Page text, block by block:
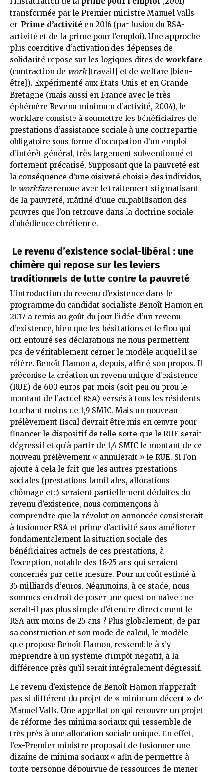
transformée par le Premier ministre Manuel Valls
en Prime d’activité en 2016 (par fusion du RSA-
activité et de la prime pour l’emploi). Une approche
plus coercitive d’activation des dépenses de
solidarité repose sur les logiques dites de workfare
(contraction de work[travail] et de welfare [bien-
être]). Expérimenté aux États-Unis et en Grande-
Bretagne (mais aussi en France avec le très
éphémère Revenu minimum d’activité, 2004), le
workfare consiste à soumettre les bénéficiaires de
prestations d’assistance sociale à une contrepartie
obligatoire sous forme d’occupation d’un emploi
d’intérêt général, très largement subventionné et
fortement précarisé. Supposant que la pauvreté est
la conséquence d’une oisiveté choisie des individus,
le workfarerenoue avec le traitement stigmatisant
de la pauvreté, mâtiné d’une culpabilisation des
pauvres que l’on retrouve dans la doctrine sociale
d’obédience chrétienne.
Le revenu d’existence social-libéral : une
chimère qui repose sur les leviers
traditionnels de lutte contre la pauvreté
L’introduction du revenu d’existence dans le
programme du candidat socialiste Benoît Hamon en
2017 a remis au goût du jour l’idée d’un revenu
d’existence, bien que les hésitations et le flou qui
ont entouré ses déclarations ne nous permettent
pas de véritablement cerner le modèle auquel il se
réfère. Benoît Hamon a, depuis, affiné son propos. Il
préconise la création un revenu unique d’existence
(RUE) de 600 euros par mois (soit peu ou prou le
montant de l’actuel RSA) versés à tous les résidents
touchant moins de 1,9 SMIC. Mais un nouveau
prélèvement fiscal devrait être mis en œuvre pour
financer le dispositif de telle sorte que le RUE serait
dégressif et qu’à partir de 1,4 SMIC le montant de ce
nouveau prélèvement « annulerait » le RUE. Si l’on
ajoute à cela le fait que les autres prestations
sociales (prestations familiales, allocations
chômage etc) seraient partiellement déduites du
revenu d’existence, nous commençons à
comprendre que la révolution annoncée consisterait
à fusionner RSA et prime d’activité sans améliorer
fondamentalement la situation sociale des
bénéficiaires actuels de ces prestations, à
l’exception, notable des 18-25 ans qui seraient
concernés par cette mesure. Pour un coût estimé à
35 milliards d’euros. Néanmoins, à ce stade, nous
sommes en droit de poser une question naïve : ne
serait-il pas plus simple d’étendre directement le
RSA aux moins de 25 ans ? Plus globalement, de par
sa construction et son mode de calcul, le modèle
que propose Benoît Hamon, ressemble à s’y
méprendre à un système d’impôt négatif, à la
différence près qu’il serait intégralement dégressif.
Le revenu d’existence de Benoît Hamon n’apparaît
pas si différent du projet de « minimum décent » de
Manuel Valls. Une appellation qui recouvre un projet
de réforme des minima sociaux qui ressemble de
très près à une allocation sociale unique. En effet,
l’ex-Premier ministre proposait de fusionner une
dizaine de minima sociaux « afin de permettre à
toute personne dépourvue de ressources de mener